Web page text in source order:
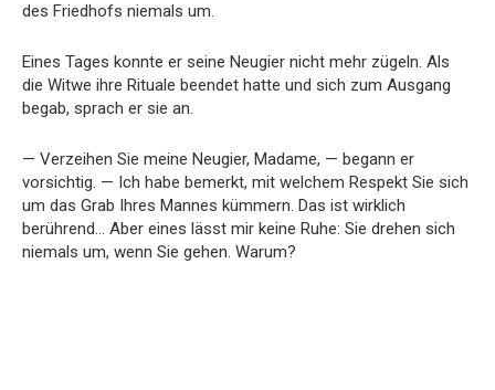
des Friedhofs niemals um.
Eines Tages konnte er seine Neugier nicht mehr zügeln. Als
die Witwe ihre Rituale beendet hatte und sich zum Ausgang
begab, sprach er sie an.
— Verzeihen Sie meine Neugier, Madame, — begann er
vorsichtig. — Ich habe bemerkt, mit welchem Respekt Sie sich
um das Grab Ihres Mannes kümmern. Das ist wirklich
berührend… Aber eines lässt mir keine Ruhe: Sie drehen sich
niemals um, wenn Sie gehen. Warum?